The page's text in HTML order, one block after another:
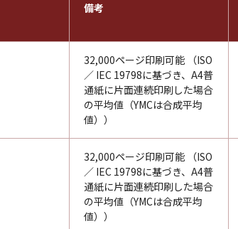
備考
32,000ページ印刷可能 （ISO
／ IEC 19798に基づき、A4普
通紙に片面連続印刷した場合
の平均値（YMCは合成平均
値））
32,000ページ印刷可能 （ISO
／ IEC 19798に基づき、A4普
通紙に片面連続印刷した場合
の平均値（YMCは合成平均
値））